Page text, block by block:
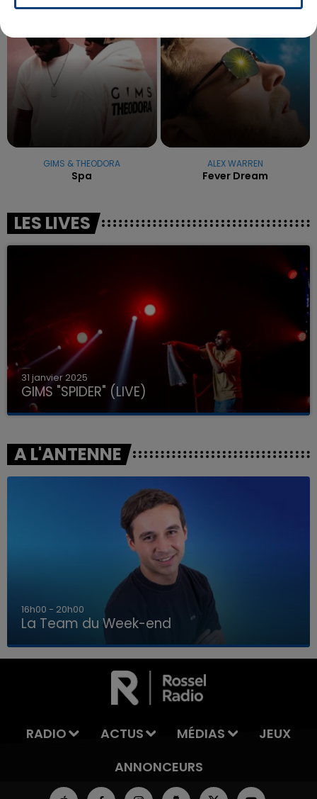
LA TEAM DU WEEK-END
GIMS & THEODORA
Spa
ALEX WARREN
Fever Dream
LES LIVES
31 janvier 2025
GIMS "SPIDER" (LIVE)
A L'ANTENNE
7h00 - 12h00
La Team du Week-end
RADIO ACTUS MÉDIAS
JEUX
ANNONCEURS